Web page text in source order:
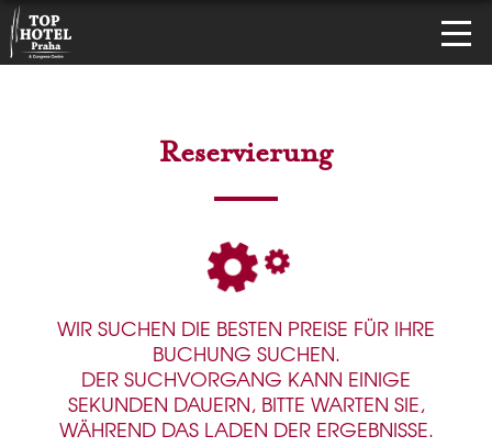
Reservierung
WIR SUCHEN DIE BESTEN PREISE FÜR IHRE
BUCHUNG SUCHEN.
DER SUCHVORGANG KANN EINIGE
SEKUNDEN DAUERN, BITTE WARTEN SIE,
WÄHREND DAS LADEN DER ERGEBNISSE.